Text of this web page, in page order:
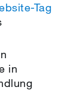
Tag
in